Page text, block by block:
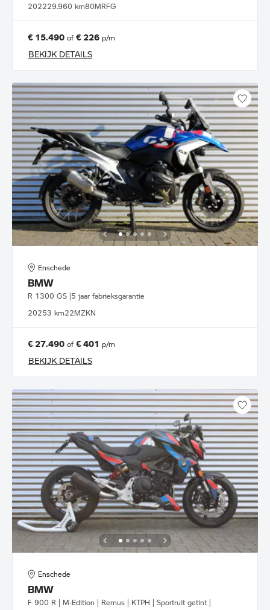
202229.960 km80MRFG
€ 15.490 of € 226 p/m
BEKIJK DETAILS
Enschede
BMW
R 1300 GS |5 jaar fabrieksgarantie
20253 km22MZKN
€ 27.490 of € 401 p/m
BEKIJK DETAILS
Enschede
BMW
F 900 R | M-Edition | Remus | KTPH | Sportruit getint |